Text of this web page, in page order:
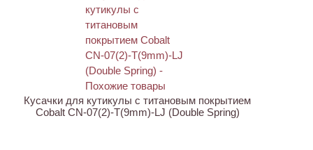
Кусачки для кутикулы с титановым покрытием
Cobalt CN-07(2)-T(9mm)-LJ (Double Spring)